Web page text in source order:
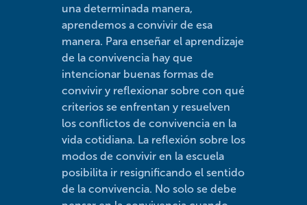
una determinada manera,
aprendemos a convivir de esa
manera. Para enseñar el aprendizaje
de la convivencia hay que
intencionar buenas formas de
convivir y reflexionar sobre con qué
criterios se enfrentan y resuelven
los conflictos de convivencia en la
vida cotidiana. La reflexión sobre los
modos de convivir en la escuela
posibilita ir resignificando el sentido
de la convivencia. No solo se debe